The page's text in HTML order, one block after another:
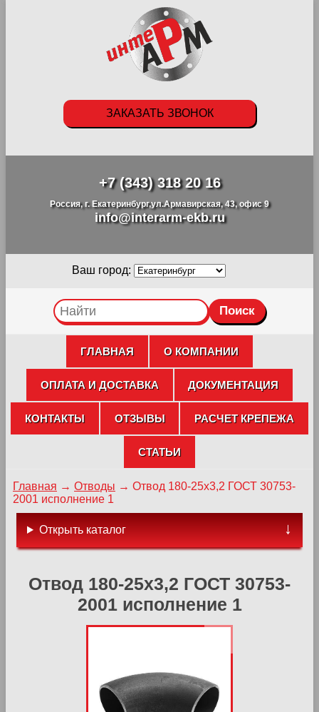
+7 (343) 318 20 16
Россия, г. Екатеринбург,ул.Армавирская, 43, офис 9
info@interarm-ekb.ru
ЗАКАЗАТЬ ЗВОНОК
Ваш город:
ГЛАВНАЯ О КОМПАНИИ
ОПЛАТА И ДОСТАВКА ДОКУМЕНТАЦИЯ
КОНТАКТЫ ОТЗЫВЫ РАСЧЕТ КРЕПЕЖА
СТАТЬИ
Главная → Отводы → Отвод 180-25х3,2 ГОСТ 30753-
2001 исполнение 1
Отвод 180-25х3,2 ГОСТ 30753-
2001 исполнение 1
Открыть каталог